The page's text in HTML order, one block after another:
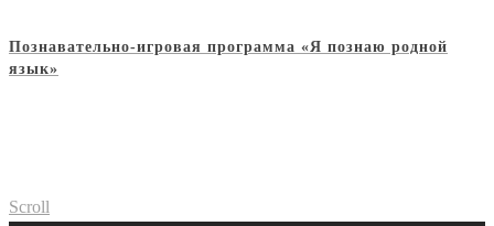
Познавательно-игровая программа «Я познаю родной
язык»
Scroll